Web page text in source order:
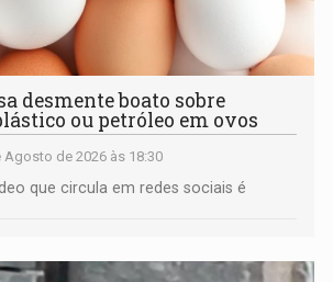
desmente boato sobre
ou petróleo em ovos
Agosto de 2026 às 18:30
que circula em redes sociais é